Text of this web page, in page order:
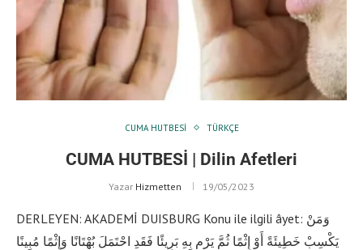
CUMA HUTBESI TÜRKÇE
CUMA HUTBESİ | Dilin Afetleri
Yazar Hizmetten 19/05/2023
DERLEYEN: AKADEMİ DUISBURG Konu ile ilgili âyet: وَمَنْ
يَكْسِبْ خَطِيئَةً أَوْ إِثْمًا ثُمَّ يَرْمِ بِهِ بَرِيئًا فَقَدِ احْتَمَلَ بُهْتَانًا وَإِثْمًا مُبِينًا